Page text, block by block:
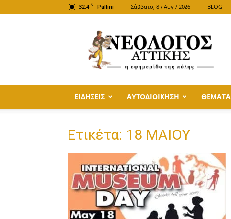
32.4 C Pallini Σάββατο, 8 / Αυγ / 2026 BLOG
ΑΤΤΙΚΗΣ
ΕΙΔΗΣΕΙΣ ΑΥΤΟΔΙΟΙΚΗΣΗ ΘΕΜΑΤΑ
Ετικέτα: 18 ΜΑΙΟΥ